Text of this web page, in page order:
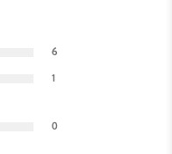
6
1
0